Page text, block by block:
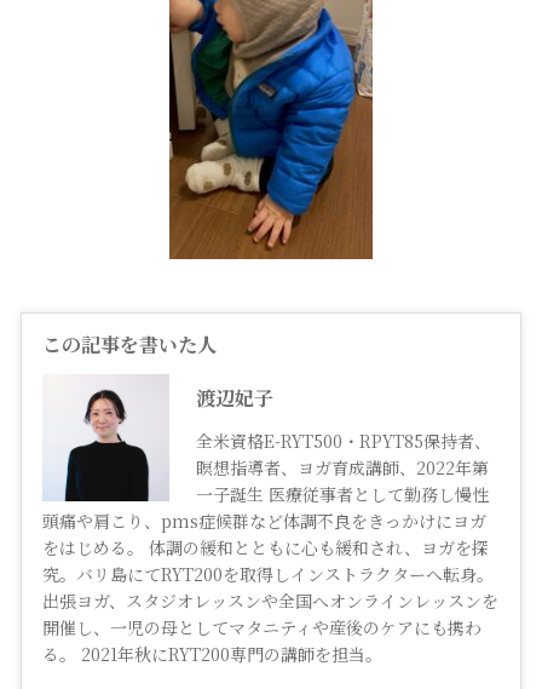
この記事を書いた人
渡辺妃子
全米資格E-RYT500・RPYT85保持者、
瞑想指導者、ヨガ育成講師、2022年第
一子誕生 医療従事者として勤務し慢性
頭痛や肩こり、pms症候群など体調不良をきっかけにヨガ
をはじめる。 体調の緩和とともに心も緩和され、ヨガを探
究。バリ島にてRYT200を取得しインストラクターへ転身。
出張ヨガ、スタジオレッスンや全国へオンラインレッスンを
開催し、一児の母としてマタニティや産後のケアにも携わ
る。 2021年秋にRYT200専門の講師を担当。